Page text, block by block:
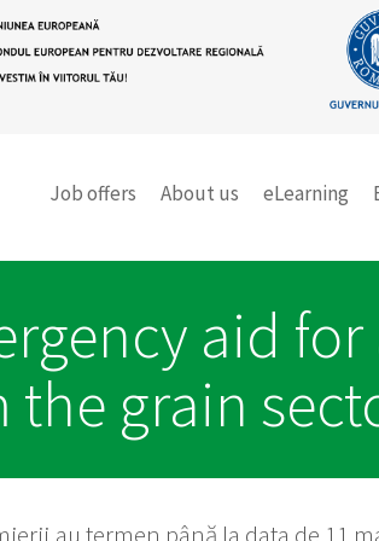
Job offers About us eLearning
aid
grain
au termen până la data de 11